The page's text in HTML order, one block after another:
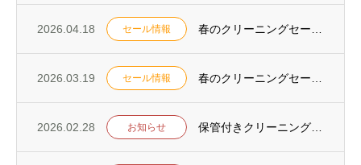
2026.04.18 セール情報 春のクリーニングセールを4月25日からスタート！
2026.03.19 セール情報 春のクリーニングセールを3月26日からスタート！
2026.02.28 お知らせ 保管付きクリーニング実施のお知らせ